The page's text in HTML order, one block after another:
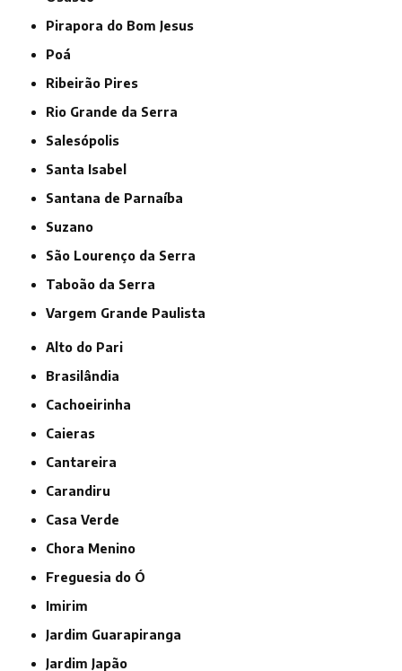
Pirapora do Bom Jesus
Poá
Ribeirão Pires
Rio Grande da Serra
Salesópolis
Santa Isabel
Santana de Parnaíba
Suzano
São Lourenço da Serra
Taboão da Serra
Vargem Grande Paulista
Alto do Pari
Brasilândia
Cachoeirinha
Caieras
Cantareira
Carandiru
Casa Verde
Chora Menino
Freguesia do Ó
Imirim
Jardim Guarapiranga
Jardim Japão